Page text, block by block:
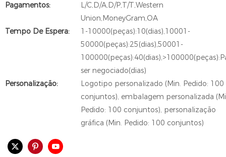
Pagamentos:
L/C,D/A,D/P,T/T,Western
Union,MoneyGram,OA
Tempo De Espera:
1-10000(peças):10(dias),10001-
50000(peças):25(dias),50001-
ser negociado(dias)
Personalização:
Logotipo personalizado (Min. Pedido: 100
conjuntos), embalagem personalizada
Pedido: 100 conjuntos), personalização
gráfica (Min. Pedido: 100 conjuntos)